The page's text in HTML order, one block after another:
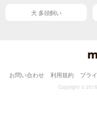
犬 多頭飼い
お問い合わせ 利用規約 プラ
Copyright ©